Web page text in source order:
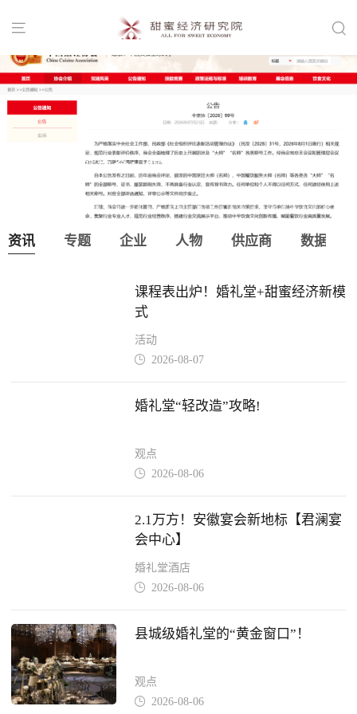
 
中国烹饪协会：取消“大师”“名师”等称
资讯 专题 企业 人物 供应商 数据
课程表出炉！婚礼堂+甜蜜经济新模
式
活动
 2026-08-07
婚礼堂“轻改造”攻略!
观点
 2026-08-06
2.1万方！安徽宴会新地标【君澜宴
会中心】
婚礼堂酒店
 2026-08-06
县城级婚礼堂的“黄金窗口”！
观点
 2026-08-06